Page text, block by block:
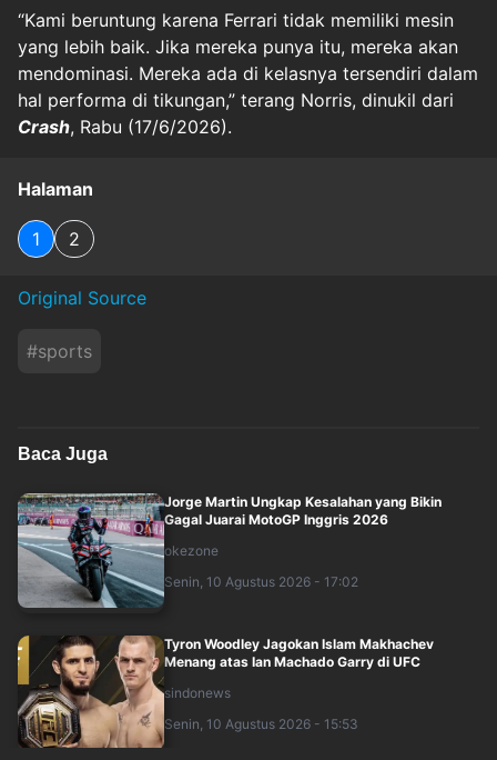
“Kami beruntung karena Ferrari tidak memiliki mesin
yang lebih baik. Jika mereka punya itu, mereka akan
mendominasi. Mereka ada di kelasnya tersendiri dalam
hal performa di tikungan,” terang Norris, dinukil dari
Crash, Rabu (17/6/2026).
Halaman
1 2
Original Source
#sports
Baca Juga
Jorge Martin Ungkap Kesalahan yang Bikin
Gagal Juarai MotoGP Inggris 2026
okezone
Senin, 10 Agustus 2026 - 17:02
Tyron Woodley Jagokan Islam Makhachev
Menang atas Ian Machado Garry di UFC
sindonews
Senin, 10 Agustus 2026 - 15:53